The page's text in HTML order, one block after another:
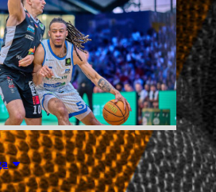
05.08.2026 11:34